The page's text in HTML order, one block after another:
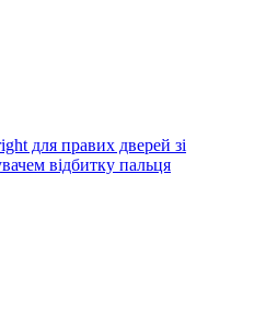
для правих дверей зі
відбитку пальця